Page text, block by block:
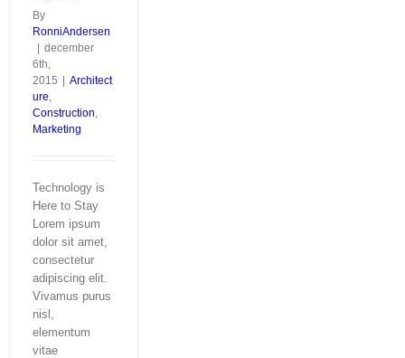
By
RonniAndersen
december
6th,
2015
Architect
ure,
Construction,
Marketing
Technology is
Here to Stay
Lorem ipsum
dolor sit amet,
consectetur
adipiscing elit.
Vivamus purus
nisl,
elementum
vitae